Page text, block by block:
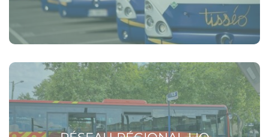
Voir la page Réseau régional liO